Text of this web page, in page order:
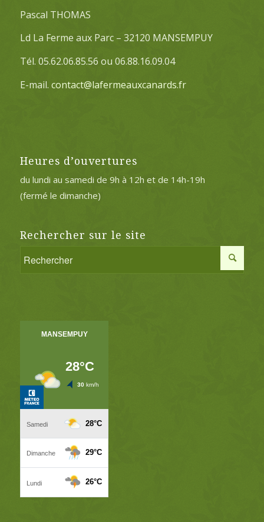
Pascal THOMAS
Ld La Ferme aux Parc – 32120 MANSEMPUY
Tél. 05.62.06.85.56 ou 06.88.16.09.04
E-mail. contact@lafermeauxcanards.fr
Heures d’ouvertures
du lundi au samedi de 9h à 12h et de 14h-19h
(fermé le dimanche)
Rechercher sur le site